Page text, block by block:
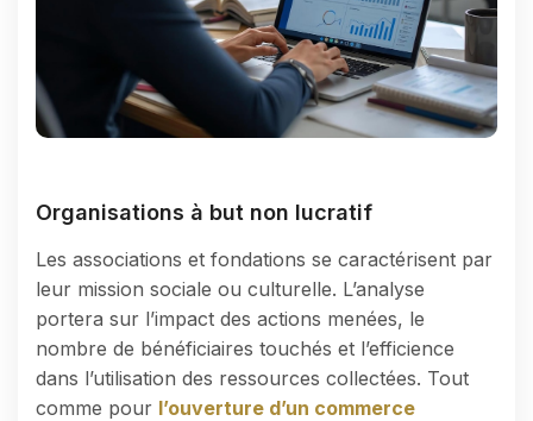
Organisations à but non lucratif
Les associations et fondations se caractérisent par
leur mission sociale ou culturelle. L’analyse
portera sur l’impact des actions menées, le
nombre de bénéficiaires touchés et l’efficience
dans l’utilisation des ressources collectées. Tout
comme pour l’ouverture d’un commerce